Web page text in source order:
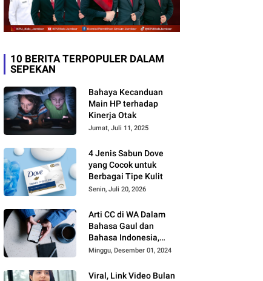
10 BERITA TERPOPULER DALAM
SEPEKAN
Bahaya Kecanduan
Main HP terhadap
Kinerja Otak
Jumat, Juli 11, 2025
4 Jenis Sabun Dove
yang Cocok untuk
Berbagai Tipe Kulit
Senin, Juli 20, 2026
Arti CC di WA Dalam
Bahasa Gaul dan
Bahasa Indonesia,
Sering Dipakai tapi
Minggu, Desember 01, 2024
Viral, Link Video Bulan